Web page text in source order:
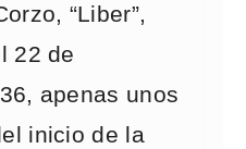
“Liber”,
22 de
apenas unos
inicio de la